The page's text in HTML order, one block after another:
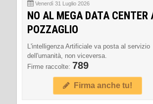
Venerdì 31 Luglio 2026
NO AL MEGA DATA CENTER
POZZAGLIO
L'intelligenza Artificiale va posta al servizio
dell'umanità, non viceversa.
Firme raccolte: 789
Firma anche tu!